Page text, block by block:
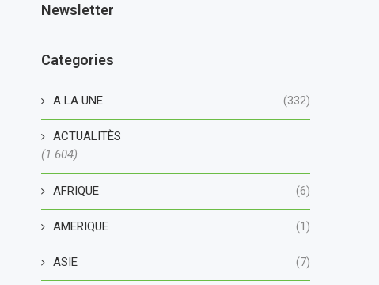
Newsletter
Categories
A LA UNE (332)
ACTUALITÈS
(1 604)
AFRIQUE (6)
AMERIQUE (1)
ASIE (7)